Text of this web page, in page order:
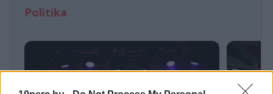
Politika